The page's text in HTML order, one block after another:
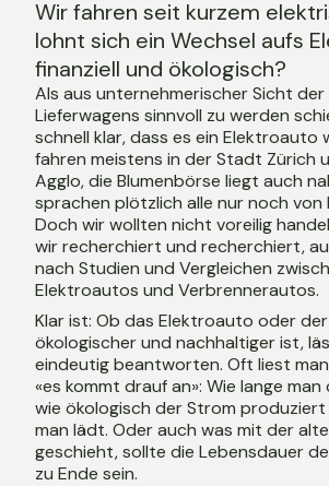
Wir fahren seit kurzem
lohnt sich ein Wechsel aufs
finanziell und ökologisch?
Als aus unternehmerischer Sicht der
Lieferwagens sinnvoll zu werden
schnell klar, dass es ein Elektroauto
fahren meistens in der Stadt Zürich
Agglo, die Blumenbörse liegt auch
sprachen plötzlich alle nur noch von
Doch wir wollten nicht voreilig
wir recherchiert und recherchiert,
nach Studien und Vergleichen
Elektroautos und Verbrennerautos.
Klar ist: Ob das Elektroauto oder
ökologischer und nachhaltiger ist,
eindeutig beantworten. Oft liest
«es kommt drauf an»: Wie lange
wie ökologisch der Strom produziert
man lädt. Oder auch was mit der
geschieht, sollte die Lebensdauer
zu Ende sein.